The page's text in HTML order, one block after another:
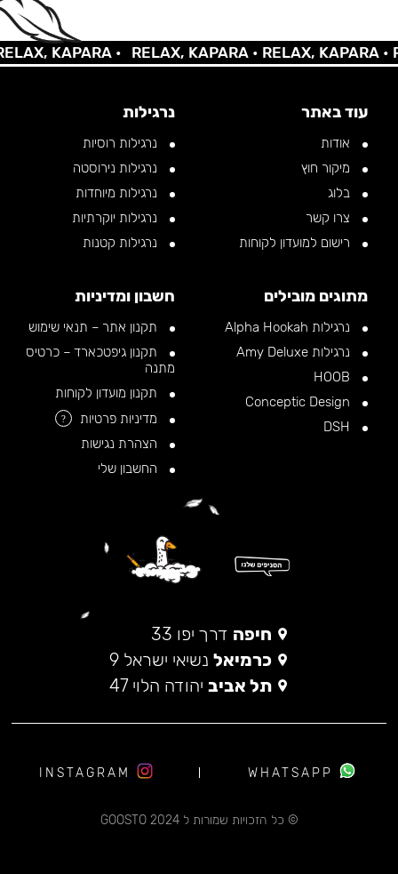
KAPARA • RELAX, KAPARA •RELAX, KAPARA •
עוד באתר
אודות
מיקור חוץ
בלוג
צרו קשר
רישום למועדון לקוחות
נרגילות
נרגילות רוסיות
נרגילות נירוסטה
נרגילות מיוחדות
נרגילות יוקרתיות
נרגילות קטנות
מתוגים מובילים
נרגילות Alpha Hookah
נרגילות Amy Deluxe
חשבון ומדיניות
תקנון אתר – תנאי שימוש
תקנון גיפטכארד – כרטיס
מתנה
תקנון מועדון לקוחות
מדיניות פרטיות
?
הצהרת נגישות
החשבון שלי
חיפה דרך יפו 33
כרמיאל נשיאי ישראל 9
תל אביב יהודה הלוי 47
© כל הזכויות שמורות ל 2024 GOOSTO
WHATSAPP
INSTAGRAM